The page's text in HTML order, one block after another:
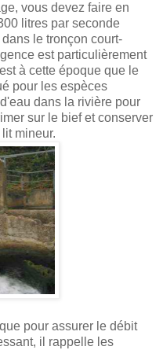
vous devez faire en
litres par seconde
le tronçon court-
est particulièrement
à cette époque que le
pour les espèces
dans la rivière pour
sur le bief et conserver
mineur.
pour assurer le débit
il rappelle les